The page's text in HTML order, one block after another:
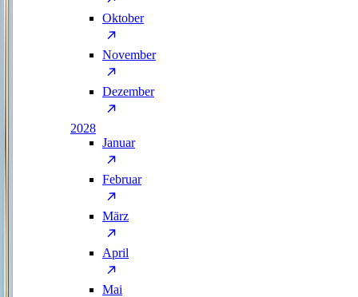
Oktober
November
Dezember
2028
Januar
Februar
März
April
Mai